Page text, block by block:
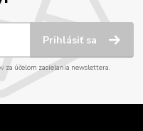
Prihlásiť sa
za účelom zasielania newslettera.